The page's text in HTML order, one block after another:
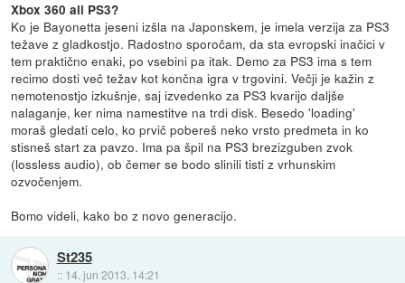
Xbox 360 ali PS3?
Ko je Bayonetta jeseni izšla na Japonskem, je imela verzija za PS3
težave z gladkostjo. Radost­no sporočam, da sta evropski inačici v
tem prak­tično enaki, po vsebini pa itak. Demo za PS3 ima s tem
recimo dosti več težav kot konč­na igra v trgovini. Večji je kažin z
nemotenostjo izkušnje, saj izvedenko za PS3 kvarijo daljše
nalaganje, ker nima namestitve na trdi disk. Besedo 'loading'
moraš gledati celo, ko prvič pobereš neko vrsto predmeta in ko
stisneš start za pavzo. Ima pa špil na PS3 brezizguben zvok
(lossless audio), ob čemer se bodo slinili tisti z vrhunskim
ozvočenjem.
Bomo videli, kako bo z novo generacijo.
St235
:: 14. jun 2013, 14:21